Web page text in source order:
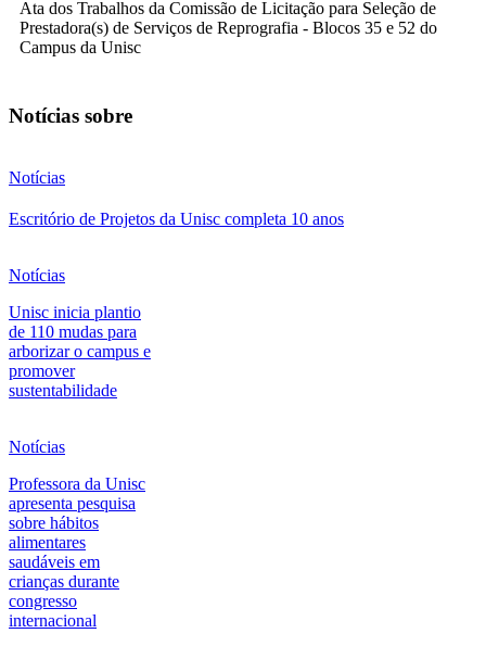
Ata dos Trabalhos da Comissão de Licitação para Seleção de
Prestadora(s) de Serviços de Reprografia - Blocos 35 e 52 do
Campus da Unisc
Notícias sobre
Notícias
Escritório de Projetos da Unisc completa 10 anos
Notícias
Unisc inicia plantio
de 110 mudas para
arborizar o campus e
promover
sustentabilidade
Notícias
Professora da Unisc
apresenta pesquisa
sobre hábitos
alimentares
saudáveis em
crianças durante
congresso
internacional